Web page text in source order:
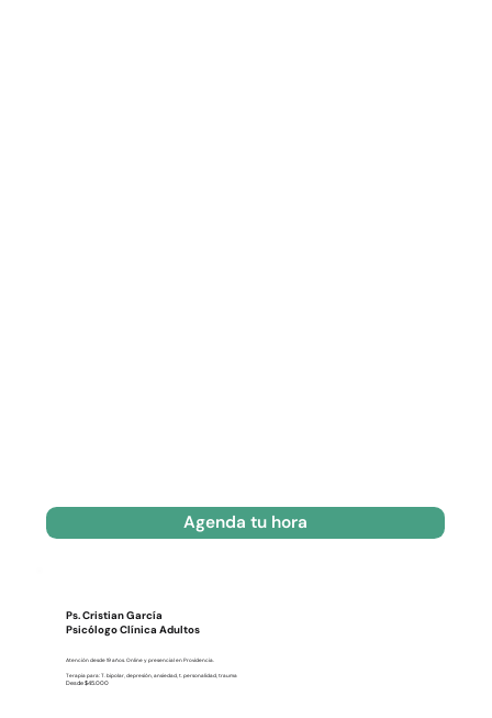
Agenda tu hora
Ps. Cristian García
Psicólogo Clínica Adultos
Atención desde 19 años. Online y presencial en Providencia.
Terapia para: T. bipolar, depresión, ansiedad, t. personalidad, trauma
Desde $45.000